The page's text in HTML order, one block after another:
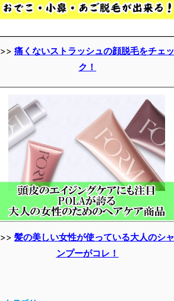
>> 痛くないストラッシュの顔脱毛をチェッ
ク！
>> 髪の美しい女性が使っている大人のシャ
ンプーがコレ！